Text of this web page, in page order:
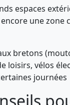
espaces
une
bretons
loisirs, vélos
journées